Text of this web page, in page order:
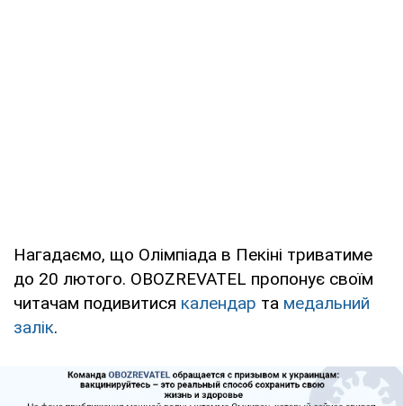
Нагадаємо, що Олімпіада в Пекіні триватиме
до 20 лютого. OBOZREVATEL пропонує своїм
читачам подивитися календар та медальний
залік.